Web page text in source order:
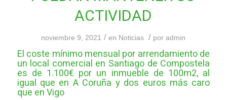
ACTIVIDAD
noviembre 9, 2021 / en Noticias / poradmin
El coste mínimo mensual por arrendamiento de
un local comercial en Santiago de Compostela
es de 1.100€ por un inmueble de 100m2, al
igual que en A Coruña y dos euros más caro
que en Vigo